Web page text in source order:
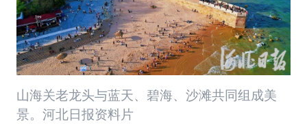
山海关老龙头与蓝天、碧海、沙滩共同组成美
景。河北日报资料片